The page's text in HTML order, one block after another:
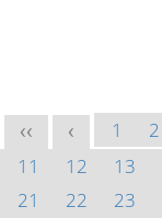
<< < 1 2
11
12 13
21
22 23